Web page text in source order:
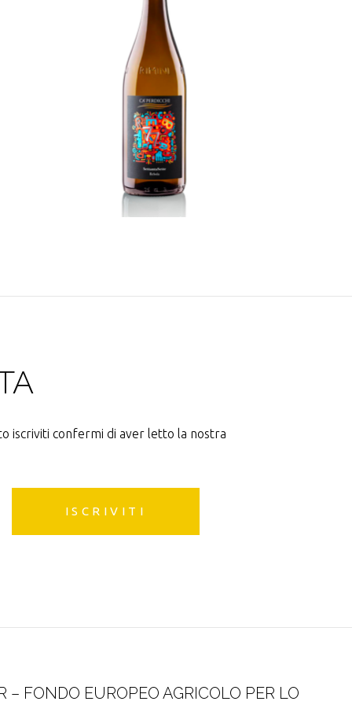
77
READ MORE
iscriviti confermi di aver letto la nostra
– FONDO EUROPEO AGRICOLO PER LO